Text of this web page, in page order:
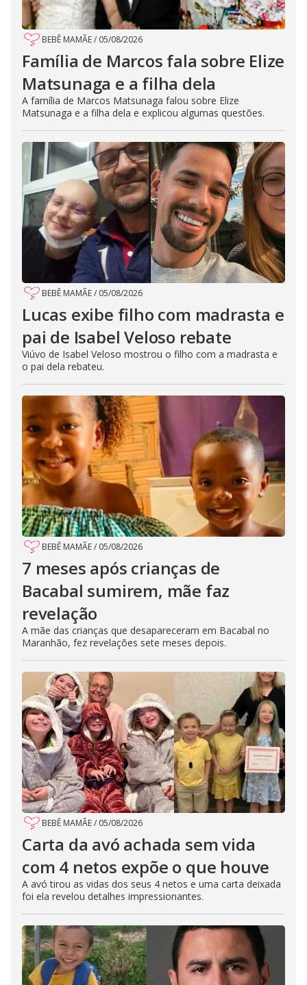
BEBÊ MAMÃE/ 05/08/2026
Família de Marcos fala sobre Elize
Matsunaga e a filha dela
A família de Marcos Matsunaga falou sobre Elize
Matsunaga e a filha dela e explicou algumas questões.
BEBÊ MAMÃE/ 05/08/2026
Lucas exibe filho com madrasta e
pai de Isabel Veloso rebate
Viúvo de Isabel Veloso mostrou o filho com a madrasta e
o pai dela rebateu.
BEBÊ MAMÃE/ 05/08/2026
7 meses após crianças de
Bacabal sumirem, mãe faz
revelação
A mãe das crianças que desapareceram em Bacabal no
Maranhão, fez revelações sete meses depois.
BEBÊ MAMÃE/ 05/08/2026
Carta da avó achada sem vida
com 4 netos expõe o que houve
A avó tirou as vidas dos seus 4 netos e uma carta deixada
foi ela revelou detalhes impressionantes.